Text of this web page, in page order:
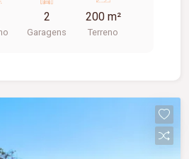
2
Garagens
200 m²
Terreno